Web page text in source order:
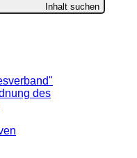
Inhalt suchen
des